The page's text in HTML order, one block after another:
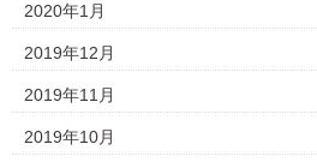
2020年1月
2019年12月
2019年11月
2019年10月